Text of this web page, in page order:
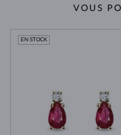
VOUS
EN STOCK